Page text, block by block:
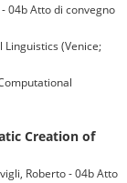
04b Atto di convegno
(Venice;
Creation of
Roberto - 04b Atto